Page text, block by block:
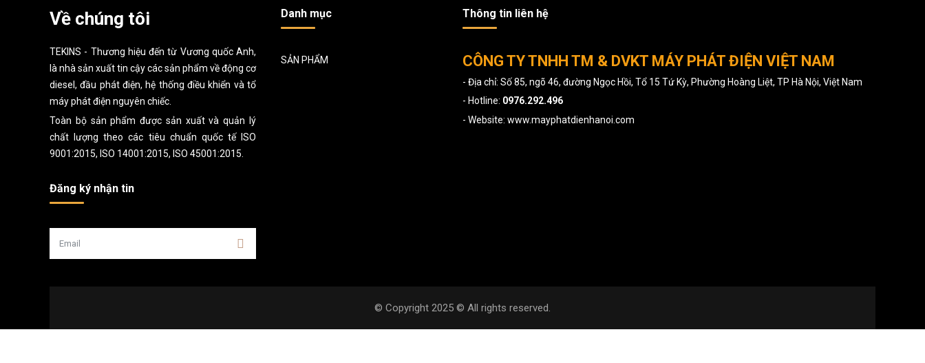
Về chúng tôi
TEKINS - Thương hiệu đến từ Vương quốc Anh,
là nhà sản xuất tin cậy các sản phẩm về động cơ
diesel, đầu phát điện, hệ thống điều khiển và tổ
máy phát điện nguyên chiếc.
Toàn bộ sản phẩm được sản xuất và quản lý
chất lượng theo các tiêu chuẩn quốc tế ISO
9001:2015, ISO 14001:2015, ISO 45001:2015.
Đăng ký nhận tin
Danh mục
SẢN PHẨM
Thông tin liên hệ
CÔNG TY TNHH TM & DVKT MÁY PHÁT ĐIỆN VIỆT NAM
- Địa chỉ: Số 85, ngõ 46, đường Ngọc Hồi, Tổ 15 Tứ Kỳ, Phường Hoàng Liệt, TP Hà Nội, Việt Nam
- Hotline: 0976.292.496
- Website: www.mayphatdienhanoi.com
© Copyright 2025 © All rights reserved.